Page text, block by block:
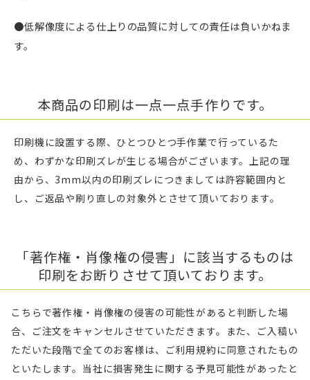
●低解像度による仕上りの品質に対しての責任は負いかねま
す。
本商品の印刷は一点一点手作りです。
印刷機に設置する際、ひとつひとつ手作業で行っているた
め、わずかな印刷ズレが生じる場合がございます。上記の理
由から、3mm以内の印刷ズレにつきましては許容範囲内と
し、ご返品や刷り直しの対象外とさせて頂いております。
「著作権・肖像権の侵害」に該当するものは
印刷をお断りさせて頂いております。
こちらで著作権・肖像権の侵害の可能性があると判断した場
合、ご注文をキャンセルさせていただきます。また、ご入稿い
ただいた段階で全てのお客様は、ご利用規約に同意されたもの
といたします。当社に損害発生に関する予見可能性があったと